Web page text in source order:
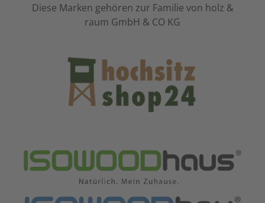
Diese Marken gehören zur Familie von holz &
raum GmbH & CO KG